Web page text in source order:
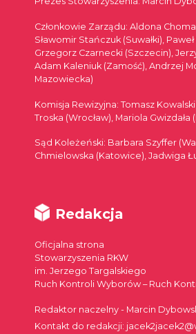
Członkowie Zarządu: Aldona
Sławomir Stańczuk (Suwałki),
Grzegorz Czarnecki (Szczecin),
Adam Kaleniuk (Zamość), Andrzej
Mazowiecka)
Komisja Rewizyjna: Tomasz
Troska (Wrocław), Mariola Gwizdała
Sąd Koleżeński: Barbara Szyffer
Chmielowska (Katowice), Jadwiga
Redakcja
Oficjalna strona
Stowarzyszenia RKW
im. Jerzego Targalskiego
Ruch Kontroli Wyborów – Ruch
Redaktor naczelny - Marcin
Kontakt do redakcji: